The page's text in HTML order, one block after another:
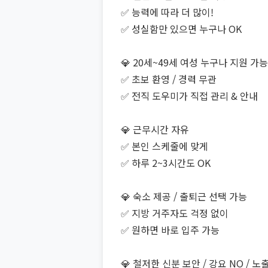
✅ 능력에 따라 더 많이!
✅ 성실함만 있으면 누구나 OK
💎 20세~49세 여성 누구나 지원 가능
✅ 초보 환영 / 경력 무관
✅ 전직 도우미가 직접 관리 & 안내
💎 근무시간 자유
✅ 본인 스케줄에 맞게
✅ 하루 2~3시간도 OK
💎 숙소 제공 / 출퇴근 선택 가능
✅ 지방 거주자도 걱정 없이
✅ 원하면 바로 입주 가능
💎 철저한 신분 보안 / 강요 NO / 노